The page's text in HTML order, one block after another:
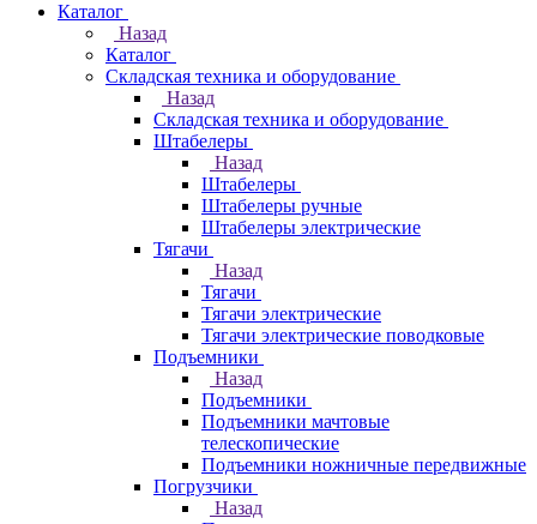
Каталог
Назад
Каталог
Складская техника и оборудование
Назад
Складская техника и оборудование
Штабелеры
Назад
Штабелеры
Штабелеры ручные
Штабелеры электрические
Тягачи
Назад
Тягачи
Тягачи электрические
Тягачи электрические поводковые
Подъемники
Назад
Подъемники
Подъемники мачтовые
телескопические
Подъемники ножничные передвижные
Погрузчики
Назад